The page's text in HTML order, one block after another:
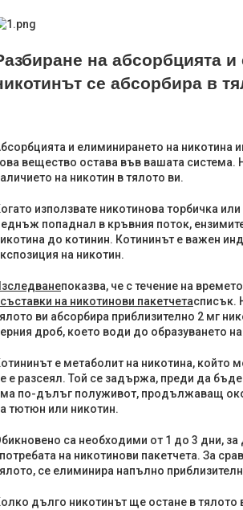
на абсорбцията
се абсорбира в
и елиминирането на никотина
вещество остава във вашата система.
на никотин в тялото ви.
използвате никотинова торбичка
попаднал в кръвния поток,
до котинин. Котининът е важен
на никотин.
показва, че с течение на
съставки на никотинови пакетчетасписък.
ви абсорбира приблизително 2 мг
дроб, което води до образуването
е метаболит на никотина, който
е разсеял. Той се задържа, преди да
по-дълъг полуживот, продължаващ
тютюн или никотин.
са необходими от 1 до 3 дни, за
на никотинови пакетчета. За
се елиминира напълно
дълго никотинът ще остане в тялото